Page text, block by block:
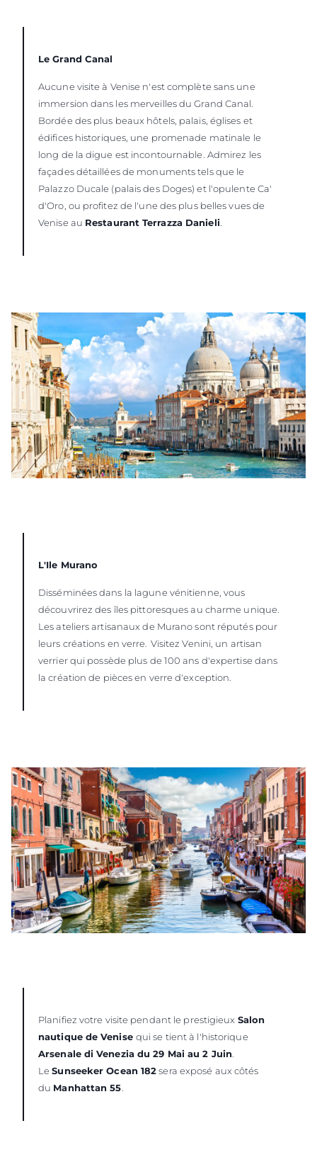
Le Grand Canal
Aucune visite à Venise n'est complète sans une
immersion dans les merveilles du Grand Canal.
Bordée des plus beaux hôtels, palais, églises et
édifices historiques, une promenade matinale le
long de la digue est incontournable. Admirez les
façades détaillées de monuments tels que le
Palazzo Ducale (palais des Doges) et l'opulente Ca'
d'Oro, ou profitez de l'une des plus belles vues de
Venise au Restaurant Terrazza Danieli.
L'Ile Murano
Disséminées dans la lagune vénitienne, vous
découvrirez des îles pittoresques au charme unique.
Les ateliers artisanaux de Murano sont réputés pour
leurs créations en verre. Visitez Venini, un artisan
verrier qui possède plus de 100 ans d'expertise dans
la création de pièces en verre d'exception.
Planifiez votre visite pendant le prestigieux Salon
nautique de Venise qui se tient à l'historique
Arsenale di Venezia du 29 Mai au 2 Juin
LeSunseeker Ocean 182sera exposé aux côtés
du Manhattan 55